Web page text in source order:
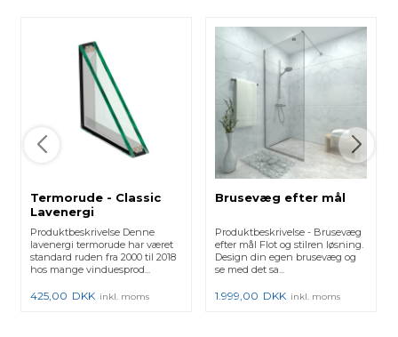
Termorude - Classic
Lavenergi
Produktbeskrivelse Denne
lavenergi termorude har været
standard ruden fra 2000 til 2018
hos mange vinduesprod...
425,00 DKK inkl. moms
Brusevæg efter mål
Produktbeskrivelse - Brusevæg
efter mål Flot og stilren løsning.
Design din egen brusevæg og
se med det sa...
1.999,00 DKK inkl. moms